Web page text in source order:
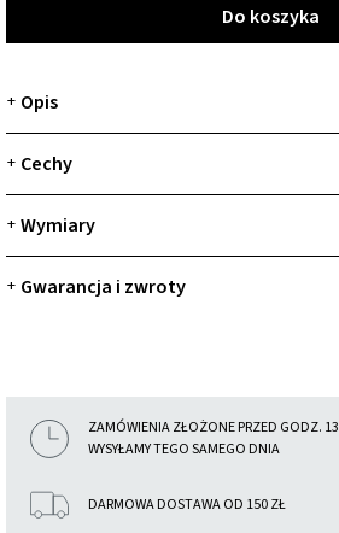
Do koszyka
Do koszyka
+ Opis
+ Cechy
+ Wymiary
+ Gwarancja i zwroty
ZAMÓWIENIA ZŁOŻONE PRZED GODZ. 13
WYSYŁAMY TEGO SAMEGO DNIA
DARMOWA DOSTAWA OD 150 ZŁ